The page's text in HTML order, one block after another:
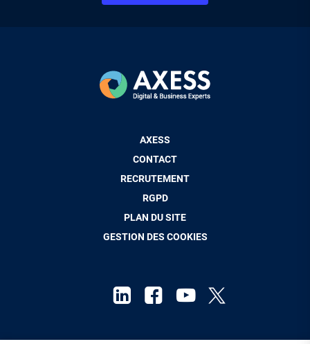
AXESS
CONTACT
RECRUTEMENT
RGPD
PLAN DU SITE
GESTION DES COOKIES